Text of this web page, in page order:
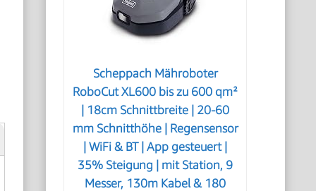
Scheppach Mähroboter
RoboCut XL600 bis zu 600 qm²
| 18cm Schnittbreite | 20-60
mm Schnitthöhe | Regensensor
| WiFi & BT | App gesteuert |
35% Steigung | mit Station, 9
Messer, 130m Kabel & 180